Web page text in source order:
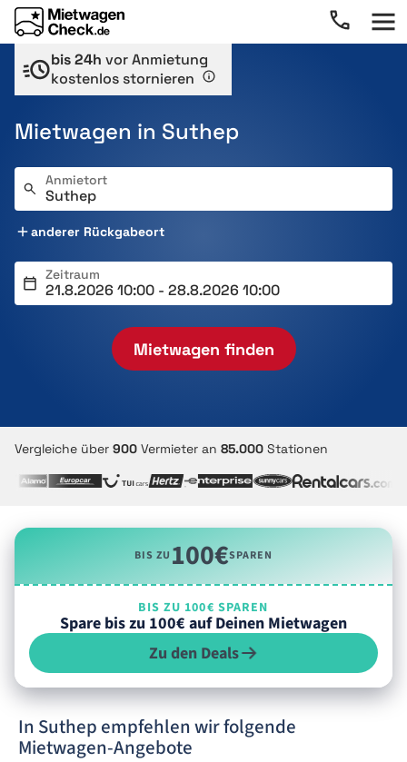
bis 24h vor Anmietung
kostenlos stornieren
Mietwagen in Suthep
Anmietort
anderer Rückgabeort
Zeitraum
Mietwagen finden
Vergleiche über 900 Vermieter an 85.000 Stationen
BIS ZU100€SPAREN
BIS ZU 100€ SPAREN
Spare bis zu 100€ auf Deinen Mietwagen
Zu den Deals
In Suthep empfehlen wir folgende
Mietwagen-Angebote